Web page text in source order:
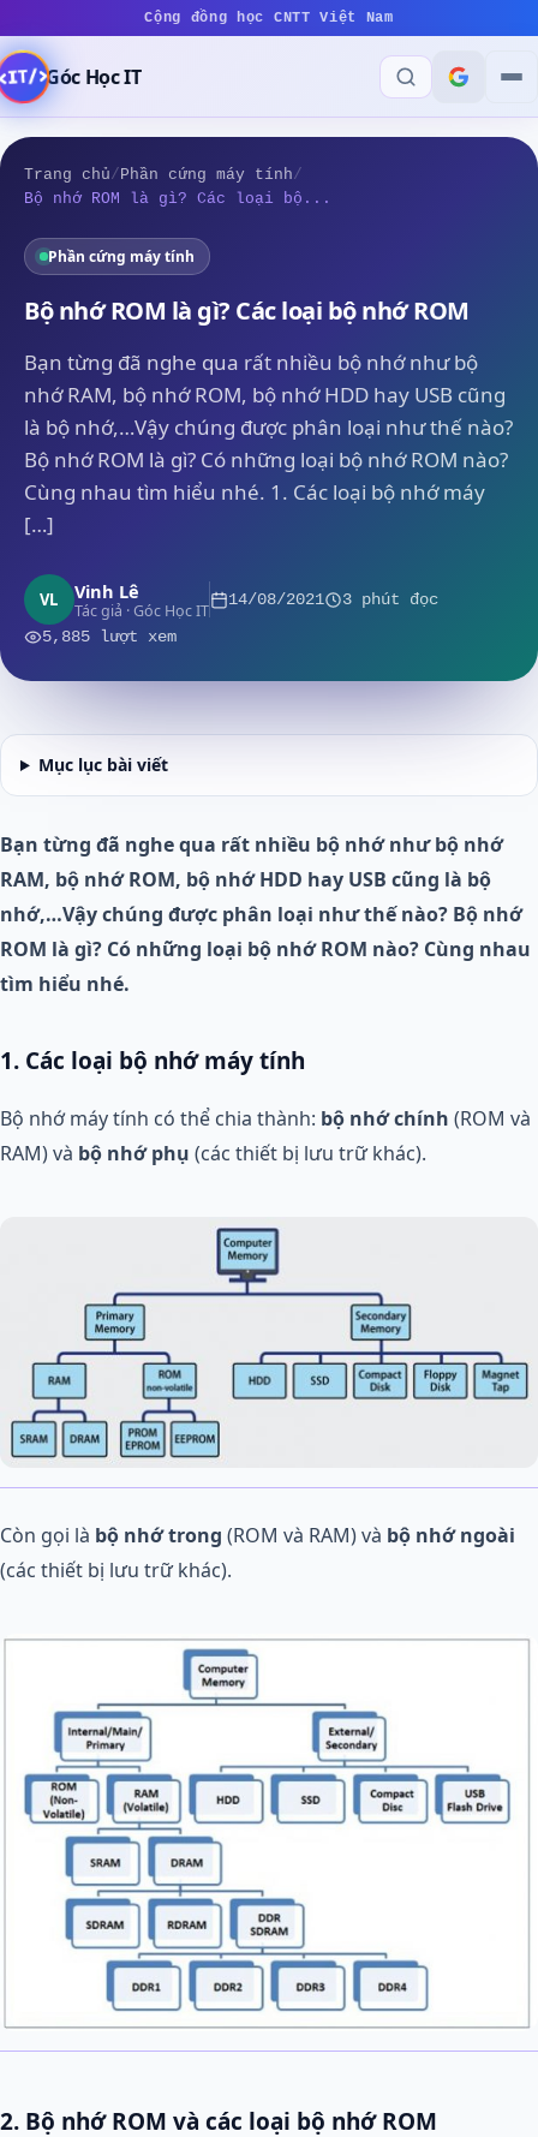
Cộng đồng học CNTT Việt Nam
Góc Học IT
Trang chủ/ Phần cứng máy tính/
Bộ nhớ ROM là gì? Các loại bộ...
Phần cứng máy tính
Bộ nhớ ROM là gì? Các loại bộ nhớ ROM
Bạn từng đã nghe qua rất nhiều bộ nhớ như bộ
nhớ RAM, bộ nhớ ROM, bộ nhớ HDD hay USB cũng
là bộ nhớ,…Vậy chúng được phân loại như thế nào?
Bộ nhớ ROM là gì? Có những loại bộ nhớ ROM nào?
Cùng nhau tìm hiểu nhé. 1. Các loại bộ nhớ máy
[…]
VL Vinh Lê
Tác giả · Góc Học IT
14/08/2021 3 phút đọc
5,885 lượt xem
Mục lục bài viết
Bạn từng đã nghe qua rất nhiều bộ nhớ như bộ nhớ
RAM, bộ nhớ ROM, bộ nhớ HDD hay USB cũng là bộ
nhớ,…Vậy chúng được phân loại như thế nào? Bộ nhớ
ROM là gì? Có những loại bộ nhớ ROM nào? Cùng nhau
tìm hiểu nhé.
1. Các loại bộ nhớ máy tính
Bộ nhớ máy tính có thể chia thành: bộ nhớ chính (ROM và
RAM) và bộ nhớ phụ (các thiết bị lưu trữ khác).
Còn gọi là bộ nhớ trong (ROM và RAM) và bộ nhớ ngoài
(các thiết bị lưu trữ khác).
2. Bộ nhớ ROM và các loại bộ nhớ ROM